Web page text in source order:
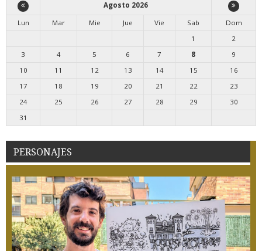
Agosto 2026
Lun
Mar Mie Jue Vie Sab
Dom
1
2
3
4 5 6 7 8
9
10
11 12 13 14 15
16
17
18 19 20 21 22
23
24
25 26 27 28 29
30
31
PERSONAJES